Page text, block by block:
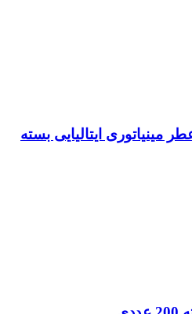
مینیاتوری ایتالیایی بسته